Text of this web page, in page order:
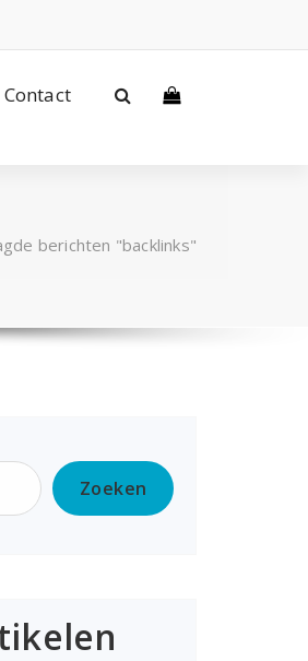
Contact
berichten "backlinks"
Zoeken